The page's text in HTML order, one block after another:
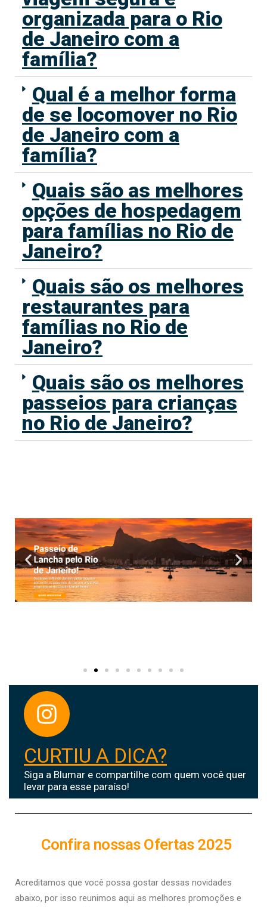
organizada para o Rio
de Janeiro com a
família?
Qual é a melhor forma
de se locomover no Rio
de Janeiro com a
família?
Quais são as melhores
opções de hospedagem
para famílias no Rio de
Janeiro?
Quais são os melhores
restaurantes para
famílias no Rio de
Janeiro?
Quais são os melhores
passeios para crianças
no Rio de Janeiro?
CURTIU A DICA?
Siga a Blumar e compartilhe com quem você quer
levar para esse paraíso!
Confira nossas Ofertas 2025
Acreditamos que você possa gostar dessas novidades
abaixo, por isso reunimos aqui as melhores promoções e